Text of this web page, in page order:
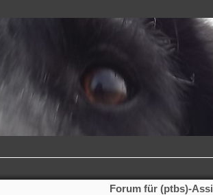
Forum für (ptbs)-